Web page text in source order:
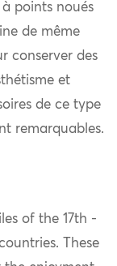
à points noués
de même
conserver des
et
de ce type
remarquables.
of the 17th -
These